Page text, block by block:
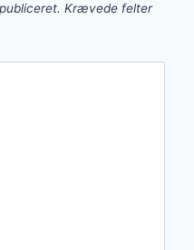
Krævede felter